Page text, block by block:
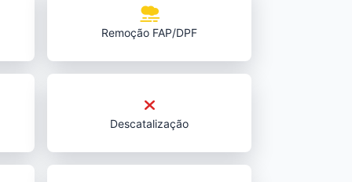
Remoção FAP/DPF
Descatalização